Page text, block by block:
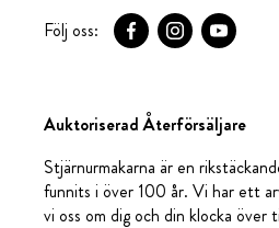
Följ oss:
Auktoriserad Återförsäljare
Stjärnurmakarna är en
funnits i över 100 år. Vi har ett
vi oss om dig och din klocka